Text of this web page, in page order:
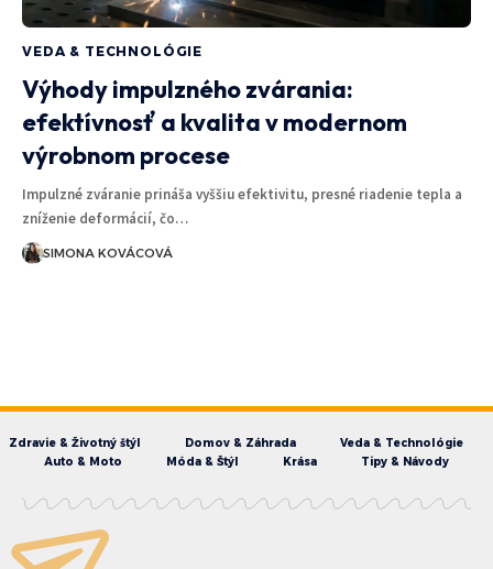
VEDA & TECHNOLÓGIE
Výhody impulzného zvárania:
efektívnosť a kvalita v modernom
výrobnom procese
Impulzné zváranie prináša vyššiu efektivitu, presné riadenie tepla a
zníženie deformácií, čo…
SIMONA KOVÁCOVÁ
Zdravie & Životný štýl Domov & Záhrada
Veda & Technológie
Auto & Moto
Móda & Štýl Krása Tipy & Návody